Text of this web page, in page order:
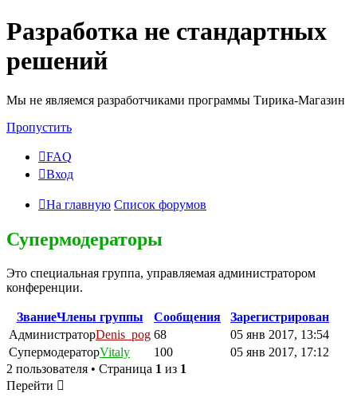
Разработка не стандартных
решений
Мы не являемся разработчиками программы Тирика-Магазин
Пропустить
FAQ
Вход
На главную Список форумов
Супермодераторы
Это специальная группа, управляемая администратором
конференции.
ЗваниеЧлены группы Сообщения
Зарегистрирован
АдминистраторDenis_pog 68
05 янв 2017, 13:54
СупермодераторVitaly 100
05 янв 2017, 17:12
2 пользователя • Страница 1 из 1
Перейти